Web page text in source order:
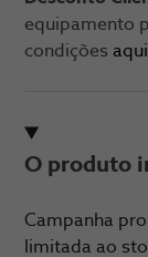
equipamento
condições aqui
O produto
Campanha
limitada ao